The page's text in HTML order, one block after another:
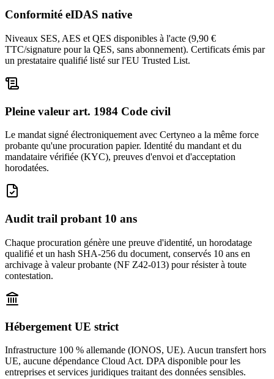
Conformité eIDAS native
Niveaux SES, AES et QES disponibles à l'acte (9,90 €
TTC/signature pour la QES, sans abonnement). Certificats émis par
un prestataire qualifié listé sur l'EU Trusted List.
Pleine valeur art. 1984 Code civil
Le mandat signé électroniquement avec Certyneo a la même force
probante qu'une procuration papier. Identité du mandant et du
mandataire vérifiée (KYC), preuves d'envoi et d'acceptation
horodatées.
Audit trail probant 10 ans
Chaque procuration génère une preuve d'identité, un horodatage
qualifié et un hash SHA-256 du document, conservés 10 ans en
archivage à valeur probante (NF Z42-013) pour résister à toute
contestation.
Hébergement UE strict
Infrastructure 100 % allemande (IONOS, UE). Aucun transfert hors
UE, aucune dépendance Cloud Act. DPA disponible pour les
entreprises et services juridiques traitant des données sensibles.